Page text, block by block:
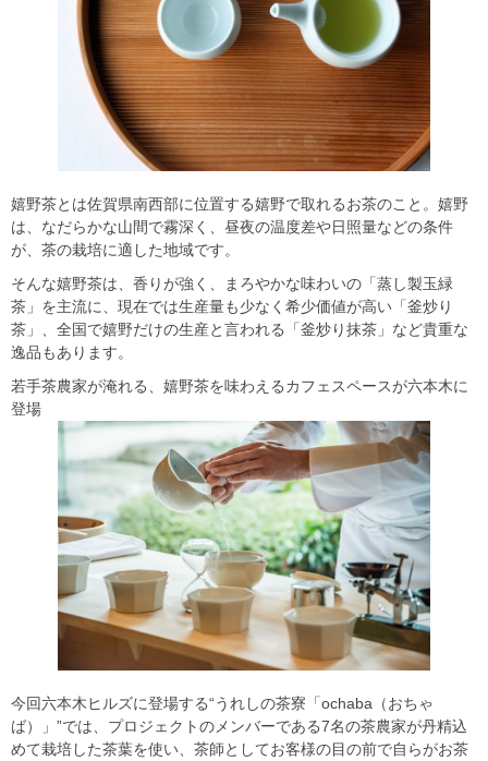
嬉野茶とは佐賀県南⻄部に位置する嬉野で取れるお茶のこと。嬉野
は、なだらかな山間で霧深く、昼夜の温度差や日照量などの条件
が、茶の栽培に適した地域です。
そんな嬉野茶は、香りが強く、まろやかな味わいの「蒸し製⽟緑
茶」を主流に、現在では⽣産量も少なく希少価値が高い「釜炒り
茶」、全国で嬉野だけの⽣産と言われる「釜炒り抹茶」など貴重な
逸品もあります。
若⼿茶農家が淹れる、嬉野茶を味わえるカフェスペースが六本木に
登場
今回六本木ヒルズに登場する“うれしの茶寮「ochaba（おちゃ
ば）」”では、プロジェクトのメンバーである7名の茶農家が丹精込
めて栽培した茶葉を使い、茶師としてお客様の目の前で自らがお茶